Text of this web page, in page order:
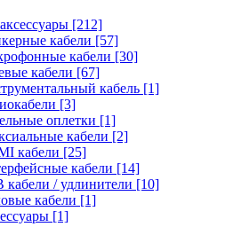
[212]
кабели [57]
кабели [30]
кабели [67]
кабель [1]
[3]
оплетки [1]
кабели [2]
кабели [25]
кабели [14]
кабели / удлинители [10]
кабели [1]
[1]